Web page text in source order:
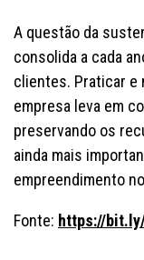
A questão da
consolida a cada
clientes. Praticar e
empresa leva em
preservando os
ainda mais
empreendimento
Fonte: https://